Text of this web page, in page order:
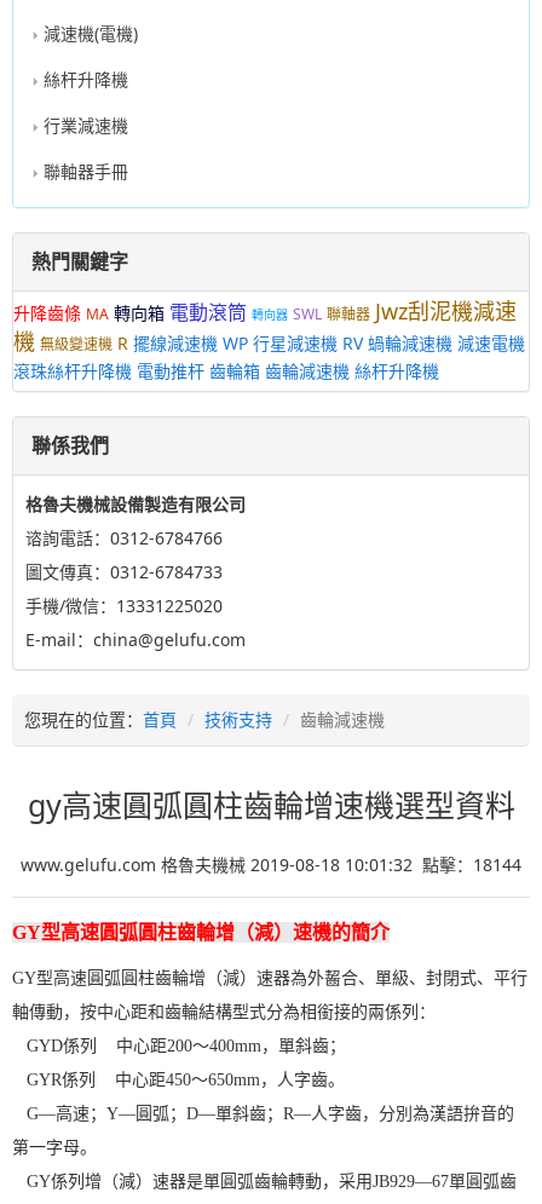
減速機(電機)
絲杆升降機
行業減速機
聯軸器手冊
熱門關鍵字
升降齒條 MA 轉向箱 電動滾筒 轉向器 SWL 聯軸器 Jwz刮泥機減速
機 無級變速機 R 擺線減速機 WP 行星減速機 RV 蝸輪減速機 減速電機
滾珠絲杆升降機 電動推杆 齒輪箱 齒輪減速機 絲杆升降機
聯係我們
格魯夫機械設備製造有限公司
谘詢電話：0312-6784766
圖文傳真：0312-6784733
手機/微信：13331225020
E-mail：china@gelufu.com
您現在的位置： 首頁 技術支持 齒輪減速機
gy高速圓弧圓柱齒輪增速機選型資料
www.gelufu.com 格魯夫機械 2019-08-18 10:01:32 點擊： 18144
GY型高速圓弧圓柱齒輪增（減）速機的簡介
GY型高速圓弧圓柱齒輪增（減）速器為外齧合、單級、封閉式、平行
軸傳動，按中心距和齒輪結構型式分為相銜接的兩係列：
GYD係列 中心距200～400mm，單斜齒；
GYR係列 中心距450～650mm，人字齒。
G—高速；Y—圓弧；D—單斜齒；R—人字齒，分別為漢語拚音的
第一字母。
GY係列增（減）速器是單圓弧齒輪轉動，采用JB929—67單圓弧齒